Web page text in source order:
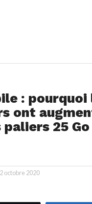
: pourquoi
ont
25
2 octobre 2020